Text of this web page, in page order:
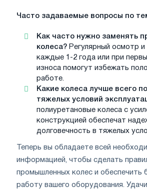
Часто задаваемые вопросы по
Как часто нужно заменять
колеса? Регулярный осмотр и
каждые 1-2 года или при
износа помогут избежать
работе.
Какие колеса лучше всего
тяжелых условий
полиуретановые колеса с
конструкцией обеспечат
долговечность в тяжелых
Теперь вы обладаете всей
информацией, чтобы сделать
промышленных колес и обеспечить
работу вашего оборудования.